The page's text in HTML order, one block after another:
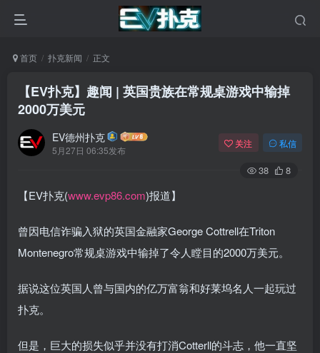
首页 扑克新闻 正文
【EV扑克】趣闻 | 英国贵族在常规桌游戏中输掉
2000万美元
EV德州扑克
5月27日 06:35发布
关注 私信
38 8
【EV扑克(www.evp86.com)报道】
曾因电信诈骗入狱的英国金融家George Cottrell在Triton
Montenegro常规桌游戏中输掉了令人瞠目的2000万美元。
据说这位英国人曾与国内的亿万富翁和好莱坞名人一起玩过
扑克。
但是，巨大的损失似乎并没有打消Cotterll的斗志，他一直坚